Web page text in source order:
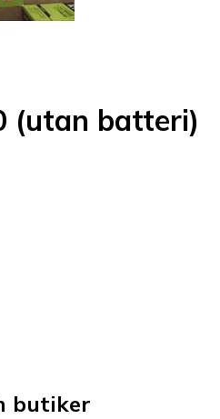
(utan batteri)
butiker